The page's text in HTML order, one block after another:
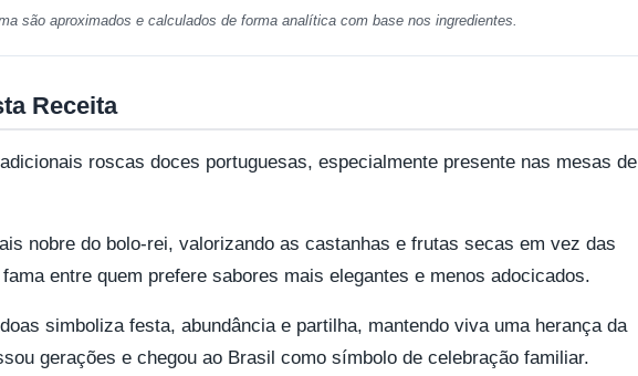
são aproximados e calculados de forma analítica com base nos ingredientes.
Receita
roscas doces portuguesas, especialmente presente nas mesas de
nobre do bolo-rei, valorizando as castanhas e frutas secas em vez das
entre quem prefere sabores mais elegantes e menos adocicados.
simboliza festa, abundância e partilha, mantendo viva uma herança da
gerações e chegou ao Brasil como símbolo de celebração familiar.